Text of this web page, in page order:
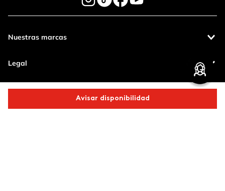
Avisar disponibilidad
Nuestras marcas
Legal
Contáctanos